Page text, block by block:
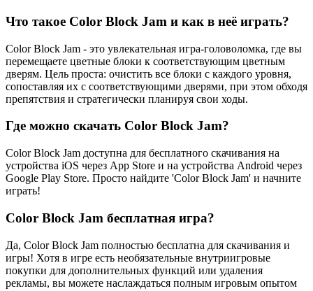
Что такое Color Block Jam и как в неё играть?
Color Block Jam - это увлекательная игра-головоломка, где вы
перемещаете цветные блоки к соответствующим цветным
дверям. Цель проста: очистить все блоки с каждого уровня,
сопоставляя их с соответствующими дверями, при этом обходя
препятствия и стратегически планируя свои ходы.
Где можно скачать Color Block Jam?
Color Block Jam доступна для бесплатного скачивания на
устройства iOS через App Store и на устройства Android через
Google Play Store. Просто найдите 'Color Block Jam' и начните
играть!
Color Block Jam бесплатная игра?
Да, Color Block Jam полностью бесплатна для скачивания и
игры! Хотя в игре есть необязательные внутриигровые
покупки для дополнительных функций или удаления
рекламы, вы можете наслаждаться полным игровым опытом